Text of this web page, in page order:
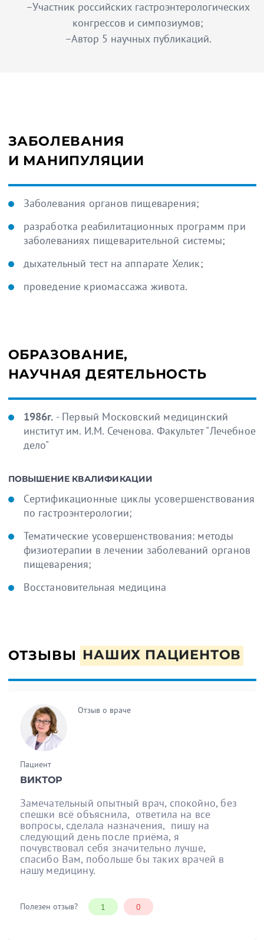
–Участник российских гастроэнтерологических
конгрессов и симпозиумов;
–Автор 5 научных публикаций.
ЗАБОЛЕВАНИЯ
И МАНИПУЛЯЦИИ
Заболевания органов пищеварения;
разработка реабилитационных программ при
заболеваниях пищеварительной системы;
дыхательный тест на аппарате Хелик;
проведение криомассажа живота.
ОБРАЗОВАНИЕ,
НАУЧНАЯ ДЕЯТЕЛЬНОСТЬ
1986г. - Первый Московский медицинский
институт им. И.М. Сеченова. Факультет "Лечебное
дело"
ПОВЫШЕНИЕ КВАЛИФИКАЦИИ
Cертификационные циклы усовершенствования
по гастроэнтерологии;
Тематические усовершенствования: методы
физиотерапии в лечении заболеваний органов
пищеварения;
Восстановительная медицина
ОТЗЫВЫ НАШИХ ПАЦИЕНТОВ
Отзыв о враче
Пациент
ВИКТОР
Замечательный опытный врач, спокойно, без
спешки всё объяснила, ответила на все
вопросы, сделала назначения, пишу на
следующий день после приёма, я
почувствовал себя значительно лучше,
спасибо Вам, побольше бы таких врачей в
нашу медицину.
Полезен отзыв? 1 0